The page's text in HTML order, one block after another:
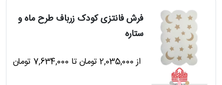
فرش فانتزی کودک زرباف طرح ماه و
ستاره
از 2,035,000 تومان تا 7,634,000 تومان